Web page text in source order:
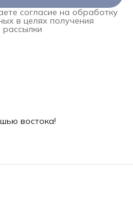
согласие на обработку
в целях получения
востока!